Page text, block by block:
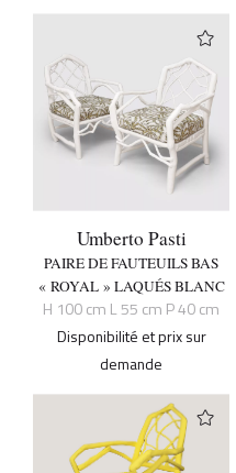
Umberto Pasti
PAIRE DE FAUTEUILS BAS
« ROYAL » LAQUÉS BLANC
H 100 cm L 55 cm P 40 cm
Disponibilité et prix sur
demande